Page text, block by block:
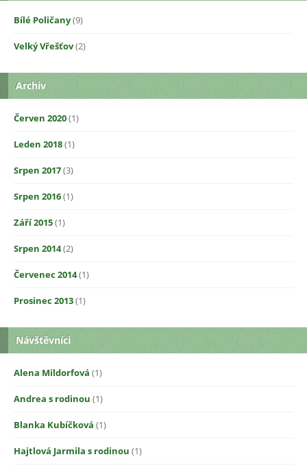
Bílé Poličany(9)
Velký Vřešťov(2)
Archiv
Červen 2020(1)
Leden 2018(1)
Srpen 2017(3)
Srpen 2016(1)
Září 2015(1)
Srpen 2014(2)
Červenec 2014(1)
Prosinec 2013(1)
Návštěvníci
Alena Mildorfová (1)
Andrea s rodinou (1)
Blanka Kubíčková (1)
Hajtlová Jarmila s rodinou (1)